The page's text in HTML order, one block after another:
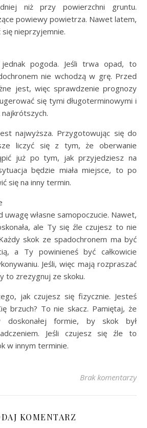
niż przy powierzchni gruntu.
powiewy powietrza. Nawet latem,
nieprzyjemnie.
pogoda. Jeśli trwa opad, to
nie wchodzą w grę. Przed
jest, więc sprawdzenie prognozy
się tymi długoterminowymi i
najkrótszych.
najwyższa. Przygotowując się do
liczyć się z tym, że oberwanie
już po tym, jak przyjedziesz na
będzie miała miejsce, to po
się na inny termin.
uwagę własne samopoczucie. Nawet,
ale Ty się źle czujesz to nie
skok ze spadochronem ma być
a Ty powinieneś być całkowicie
Jeśli, więc mają rozpraszać
to zrezygnuj ze skoku.
jak czujesz się fizycznie. Jesteś
brzuch? To nie skacz. Pamiętaj, że
doskonałej formie, by skok był
Jeśli czujesz się źle to
w innym terminie.
Brak komentarzy
KOMENTARZ